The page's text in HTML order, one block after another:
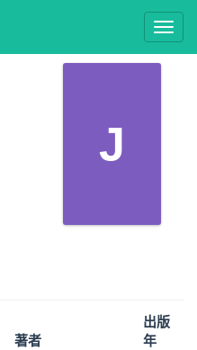
J
著者
出版
年